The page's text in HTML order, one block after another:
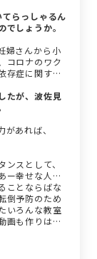
らっしゃるん
しょうか。
婦さんから小
コロナのワク
存症に関する
たが、波佐見
あれば、
スとして、
ー幸せな人生
ことならばな
倒予防のため
いろんな教室
画も作りはじ